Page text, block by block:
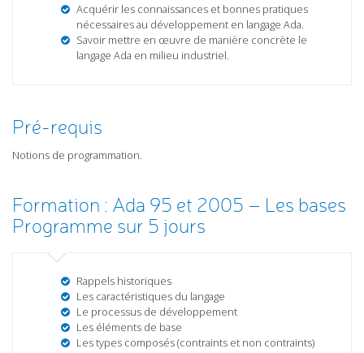
Acquérir les connaissances et bonnes pratiques
nécessaires au développement en langage Ada.
Savoir mettre en œuvre de manière concrète le
langage Ada en milieu industriel.
Pré-requis
Notions de programmation.
Formation : Ada 95 et 2005 – Les bases
Programme sur 5 jours
Rappels historiques
Les caractéristiques du langage
Le processus de développement
Les éléments de base
Les types composés (contraints et non contraints)